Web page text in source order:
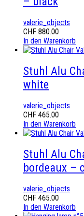
valerie_objects
CHF 880.00
In den Warenkorb
Stuhl Alu
white
valerie_objects
CHF 465.00
In den Warenkorb
Stuhl Alu
bordeaux –
valerie_objects
CHF 465.00
In den Warenkorb